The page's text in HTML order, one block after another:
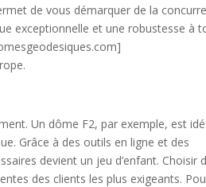
de vous démarquer de la
exceptionnelle et une robustesse à
Un dôme F2, par exemple, est
Grâce à des outils en ligne et des
devient un jeu d’enfant. Choisir
des clients les plus exigeants.